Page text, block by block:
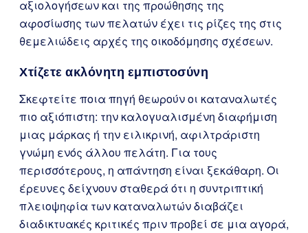
αξιολογήσεων και της προώθησης της
αφοσίωσης των πελατών έχει τις ρίζες της στις
θεμελιώδεις αρχές της οικοδόμησης σχέσεων.
Χτίζετε ακλόνητη εμπιστοσύνη
Σκεφτείτε ποια πηγή θεωρούν οι καταναλωτές
πιο αξιόπιστη: την καλογυαλισμένη διαφήμιση
μιας μάρκας ή την ειλικρινή, αφιλτράριστη
γνώμη ενός άλλου πελάτη. Για τους
περισσότερους, η απάντηση είναι ξεκάθαρη. Οι
έρευνες δείχνουν σταθερά ότι η συντριπτική
πλειοψηφία των καταναλωτών διαβάζει
διαδικτυακές κριτικές πριν προβεί σε μια αγορά,